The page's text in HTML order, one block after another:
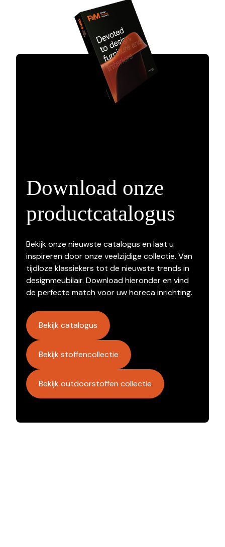
Download onze
productcatalogus
Bekijk onze nieuwste catalogus en laat u
inspireren door onze veelzijdige collectie. Van
tijdloze klassiekers tot de nieuwste trends in
designmeubilair. Download hieronder en vind
de perfecte match voor uw horeca inrichting.
Bekijk catalogus
Bekijk stoffencollectie
Bekijk outdoorstoffen collectie